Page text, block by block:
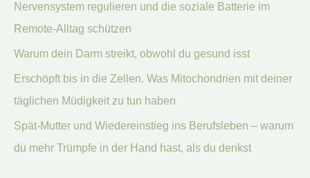
c
h
:
Nervensystem regulieren und die soziale Batterie im
Remote-Alltag schützen
Warum dein Darm streikt, obwohl du gesund isst
Erschöpft bis in die Zellen. Was Mitochondrien mit deiner
täglichen Müdigkeit zu tun haben
Spät-Mutter und Wiedereinstieg ins Berufsleben – warum
du mehr Trümpfe in der Hand hast, als du denkst